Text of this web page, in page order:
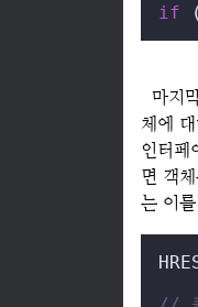
if (
마지
체에
인터페
면 객
는 이